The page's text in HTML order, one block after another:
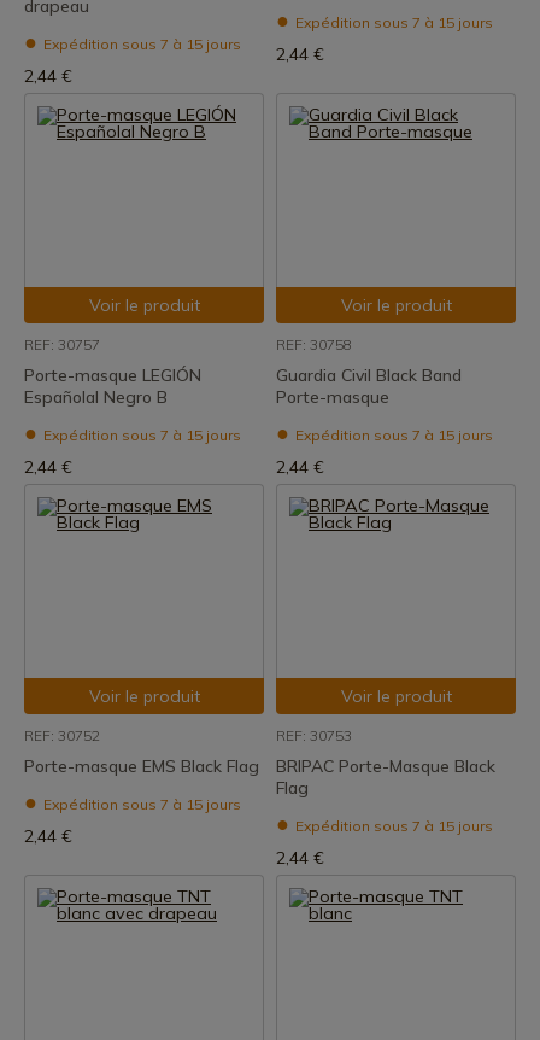
drapeau
Expédition sous 7 à 15 jours
2,44 €
Expédition sous 7 à 15 jours
2,44 €
Voir le produit
REF: 30757
Porte-masque LEGIÓN
Españolal Negro B
Expédition sous 7 à 15 jours
2,44 €
Voir le produit
REF: 30758
Guardia Civil Black Band
Porte-masque
Expédition sous 7 à 15 jours
2,44 €
Voir le produit
REF: 30752
Porte-masque EMS Black Flag
Expédition sous 7 à 15 jours
2,44 €
Voir le produit
REF: 30753
BRIPAC Porte-Masque Black
Flag
Expédition sous 7 à 15 jours
2,44 €